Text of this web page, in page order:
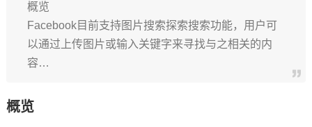
概览
Facebook目前支持图片搜索探索搜索功能，用户可
以通过上传图片或输入关键字来寻找与之相关的内
容…
概览